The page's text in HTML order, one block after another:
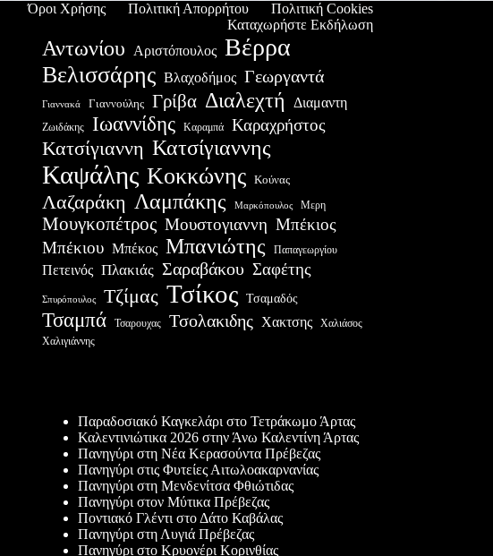
Όροι Χρήσης Πολιτική Απορρήτου
Πολιτική Cookies
Καταχωρήστε Εκδήλωση
Αντωνίου Αριστόπουλος Βέρρα
Βελισσάρης Βλαχοδήμος Γεωργαντά
Γιαννακά Γιαννούλης Γρίβα Διαλεχτή Διαμαντη
Ζωιδάκης Ιωαννίδης Καραμπά Καραχρήστος
Κατσίγιαννη Κατσίγιαννης
Καψάλης Κοκκώνης Κούνας
Λαζαράκη Λαμπάκης Μαρκόπουλος Μερη
Μουγκοπέτρος Μουστογιαννη Μπέκιος
Μπέκιου Μπέκος Μπανιώτης Παπαγεωργίου
Πετεινός Πλακιάς Σαραβάκου Σαφέτης
Σπυρόπουλος Τζίμας Τσίκος Τσαμαδός
Τσαμπά Τσαρουχας Τσολακιδης Χακτσης
Χαλιάσος
Χαλιγιάννης
Παραδοσιακό Καγκελάρι στο Τετράκωμο Άρτας
Καλεντινιώτικα 2026 στην Άνω Καλεντίνη Άρτας
Πανηγύρι στη Νέα Κερασούντα Πρέβεζας
Πανηγύρι στις Φυτείες Αιτωλοακαρνανίας
Πανηγύρι στη Μενδενίτσα Φθιώτιδας
Πανηγύρι στον Μύτικα Πρέβεζας
Ποντιακό Γλέντι στο Δάτο Καβάλας
Πανηγύρι στη Λυγιά Πρέβεζας
Πανηγύρι στο Κρυονέρι Κορινθίας